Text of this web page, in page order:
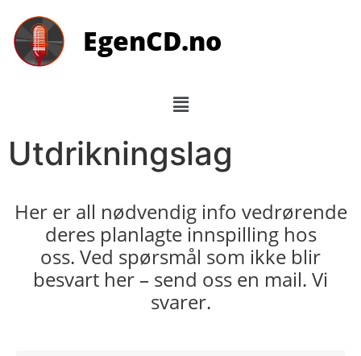
EgenCD.no
Utdrikningslag
Her er all nødvendig info vedrørende
deres planlagte innspilling hos
oss. Ved spørsmål som ikke blir
besvart her – send oss en mail. Vi
svarer.